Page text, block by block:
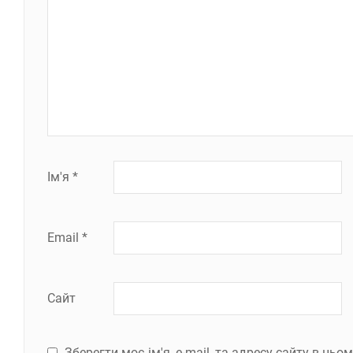
Ім'я *
Email *
Сайт